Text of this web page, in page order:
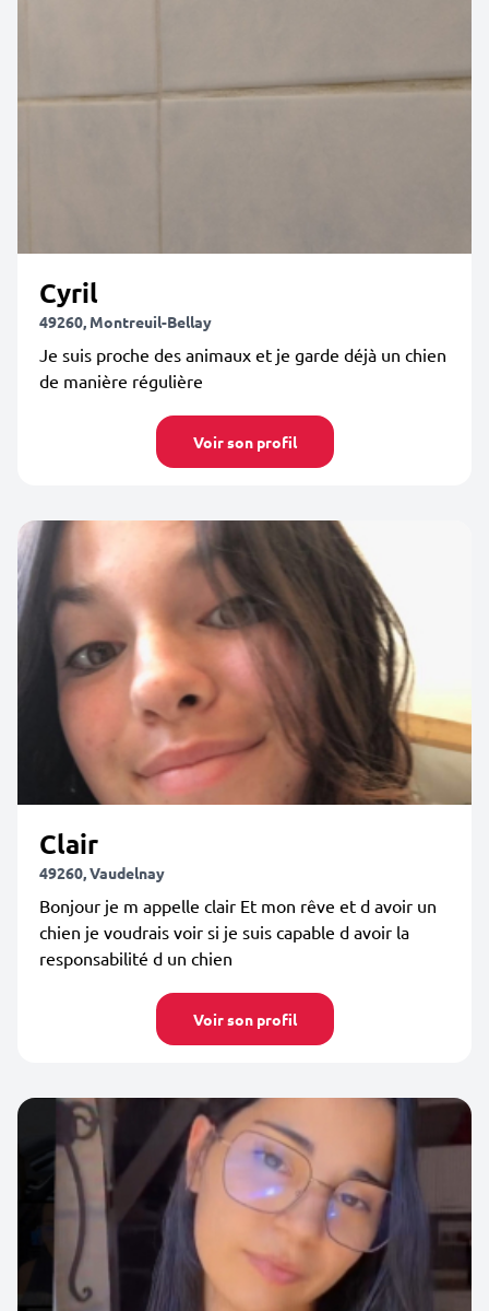
Cyril
49260, Montreuil-Bellay
Je suis proche des animaux et je garde déjà un chien
de manière régulière
Voir son profil
Clair
49260, Vaudelnay
Bonjour je m appelle clair Et mon rêve et d avoir un
chien je voudrais voir si je suis capable d avoir la
responsabilité d un chien
Voir son profil